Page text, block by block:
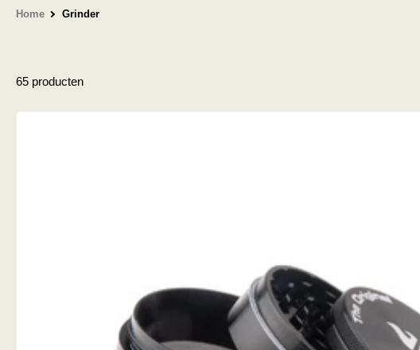
Home Grinder
65 producten